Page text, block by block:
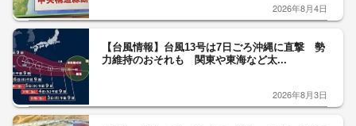
2026年8月4日
【台風情報】台風13号は7日ごろ沖縄に直撃 勢
力維持のおそれも 関東や東海など太...
2026年8月3日